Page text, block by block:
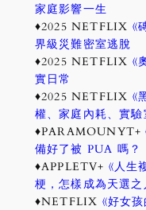
家庭影響一生
♦2025 NETFLIX
界級災難密室逃脫
♦2025 NETFLIX
實日常
♦2025 NETFLIX
權、家庭內耗、實驗
♦PARAMOUNYT+
備好了被 PUA 嗎？
♦APPLETV+ 《人生
梗，怎樣成為天選之
♦NETFLIX 《好女